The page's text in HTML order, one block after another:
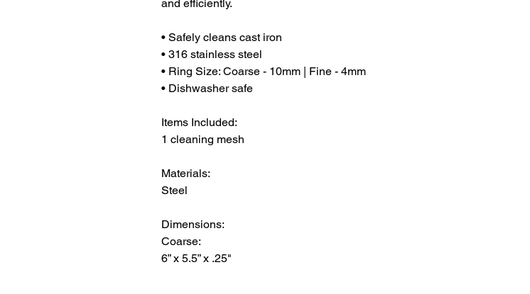
and efficiently.
• Safely cleans cast iron
• 316 stainless steel
• Ring Size: Coarse - 10mm | Fine - 4mm
• Dishwasher safe
Items Included:
1 cleaning mesh
Materials:
Steel
Dimensions:
Coarse:
6” x 5.5” x .25"